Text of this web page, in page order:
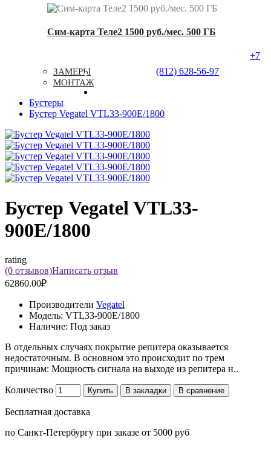
Сим-карта Теле2 1500 руб./мес. 500 ГБ
ЗАМЕРЫ
МОНТАЖ
+7
(812) 628-56-97
Бустеры
Бустер Vegatel VTL33-900E/1800
Бустер Vegatel VTL33-
900E/1800
rating
(0 отзывов)Написать отзыв
62860.00₽
Производители Vegatel
Модель: VTL33-900E/1800
Наличие: Под заказ
В отдельных случаях покрытие репитера оказывается
недостаточным. В основном это происходит по трем
причинам: Мощность сигнала на выходе из репитера н..
Количество Купить В закладки В сравнение
Бесплатная доставка
по Санкт-Петербургу при заказе от 5000 руб